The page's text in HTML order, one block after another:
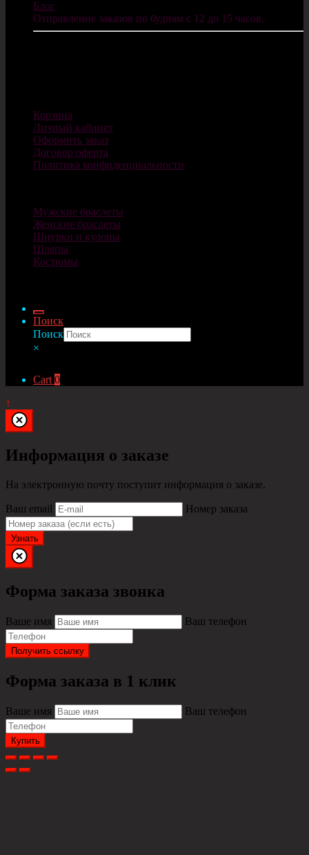
Блог
Отправление заказов по будням с 12 до 15 часов.
Корзина
Личный кабинет
Оформить заказ
Договор оферта
Политика конфиденциальности
Мужские браслеты
Женские браслеты
Шнурки и кулоны
Шляпы
Костюмы
Поиск
Поиск
×
Cart 0
↑
Информация о заказе
На электронную почту поступит информация о заказе.
Ваш email Номер заказа
Узнать
Форма заказа звонка
Ваше имя Ваш телефон
Получить ссылку
Форма заказа в 1 клик
Ваше имя Ваш телефон
Купить